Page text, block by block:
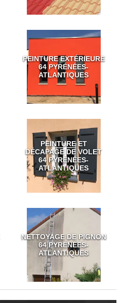
PEINTURE EXTÉRIEURE
64 PYRÉNÉES-
ATLANTIQUES
PEINTURE ET
DÉCAPAGE DE VOLET
64 PYRÉNÉES-
ATLANTIQUES
NETTOYAGE DE PIGNON
64 PYRÉNÉES-
ATLANTIQUES